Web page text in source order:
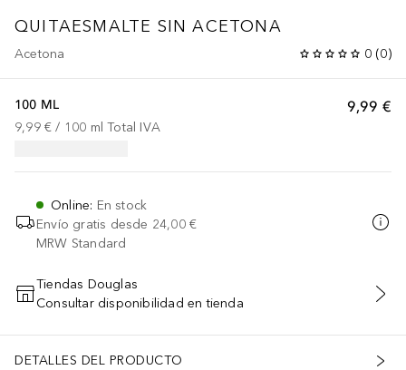
QUITAESMALTE SIN ACETONA
Acetona 0 (0)
9,99 €
100 ML
9,99 € / 100 ml Total IVA
Online: En stock
Envío gratis desde 24,00 €
MRW Standard
AÑADIR AL CARRITO
Tiendas Douglas
Consultar disponibilidad en tienda
DETALLES DEL PRODUCTO